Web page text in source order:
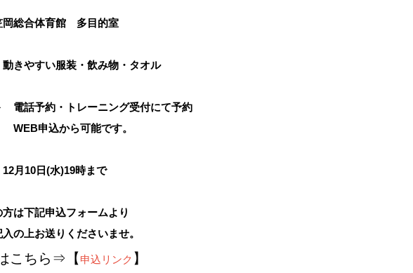
総合体育館 多目的室
きやすい服装・飲み物・タオル
電話予約・トレーニング受付にて予約
から可能です。
月10日(水)19時まで
は下記申込フォームより
の上お送りくださいませ。
こちら⇒【 申込リンク 】